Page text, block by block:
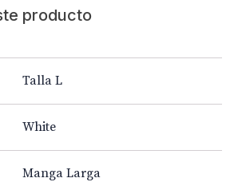
producto
Talla L
White
Manga Larga